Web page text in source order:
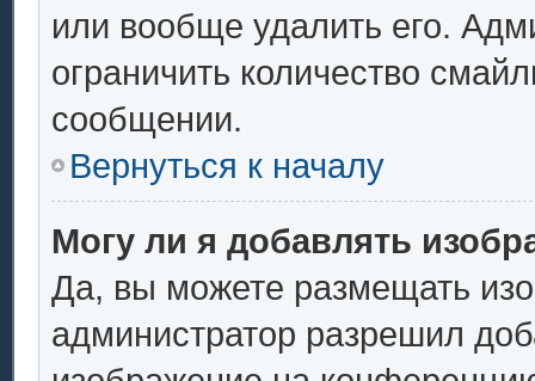
или вообще удалить его.
ограничить количество
сообщении.
Вернуться к началу
Могу ли я добавлять
Да, вы можете размещать
администратор разрешил